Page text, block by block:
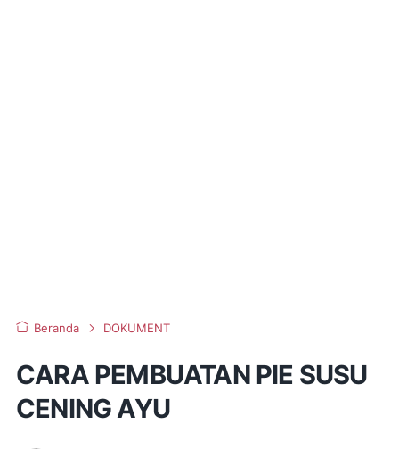
Beranda DOKUMENT
CARA PEMBUATAN PIE SUSU
CENING AYU